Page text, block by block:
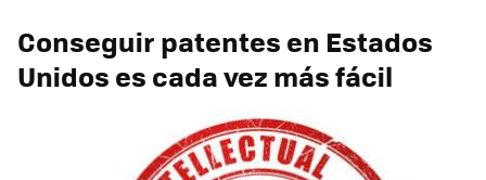
Conseguir patentes en Estados
Unidos es cada vez más fácil